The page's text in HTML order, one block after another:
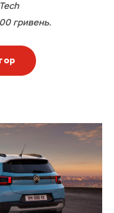
гривень.